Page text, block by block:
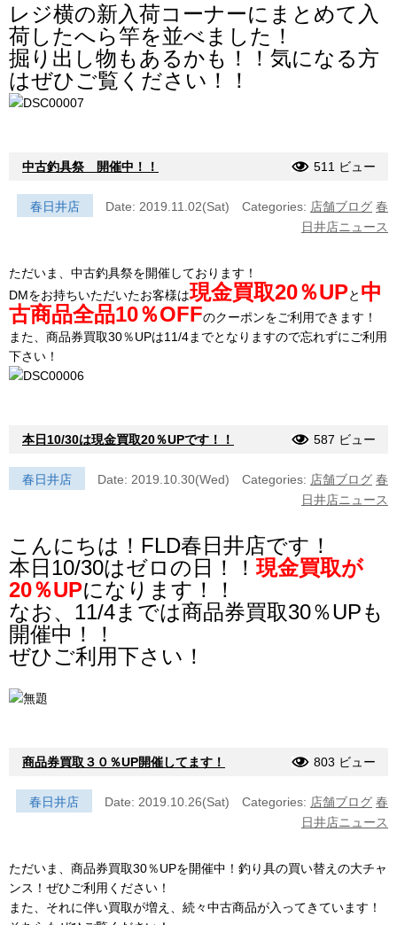
レジ横の新入荷コーナーにまとめて入
荷したへら竿を並べました！
掘り出し物もあるかも！！気になる方
はぜひご覧ください！！
中古釣具祭 開催中！！ 511 ビュー
春日井店 Date: 2019.11.02(Sat) Categories: 店舗ブログ 春
日井店ニュース
ただいま、中古釣具祭を開催しております！
DMをお持ちいただいたお客様は現金買取20％UPと 中
古商品全品10％OFFのクーポンをご利用できます！
また、商品券買取30％UPは11/4までとなりますので忘れずにご利用
下さい！
本日10/30は現金買取20％UPです！！ 587 ビュー
春日井店 Date: 2019.10.30(Wed) Categories: 店舗ブログ 春
日井店ニュース
こんにちは！FLD春日井店です！
本日10/30はゼロの日！！現金買取が
20％UPになります！！
なお、11/4までは商品券買取30％UPも
開催中！！
ぜひご利用下さい！
商品券買取３０％UP開催してます！ 803 ビュー
春日井店 Date: 2019.10.26(Sat) Categories: 店舗ブログ 春
日井店ニュース
ただいま、商品券買取30％UPを開催中！釣り具の買い替えの大チャ
ンス！ぜひご利用ください！
また、それに伴い買取が増え、続々中古商品が入ってきています！